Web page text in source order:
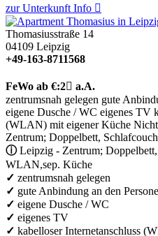
zur Unterkunft Info 
Thomasiusstraße 14
04109 Leipzig
+49-163-8711568
FeWo ab €:2 a.A.
zentrumsnah gelegen gute
eigene Dusche / WC eigenes TV
(WLAN) mit eigener Küche
Zentrum; Doppelbett,
ⓘLeipzig - Zentrum;
WLAN,sep. Küche
✓ zentrumsnah gelegen
✓ gute Anbindung an den
✓ eigene Dusche / WC
✓ eigenes TV
✓ kabelloser Internetanschluss